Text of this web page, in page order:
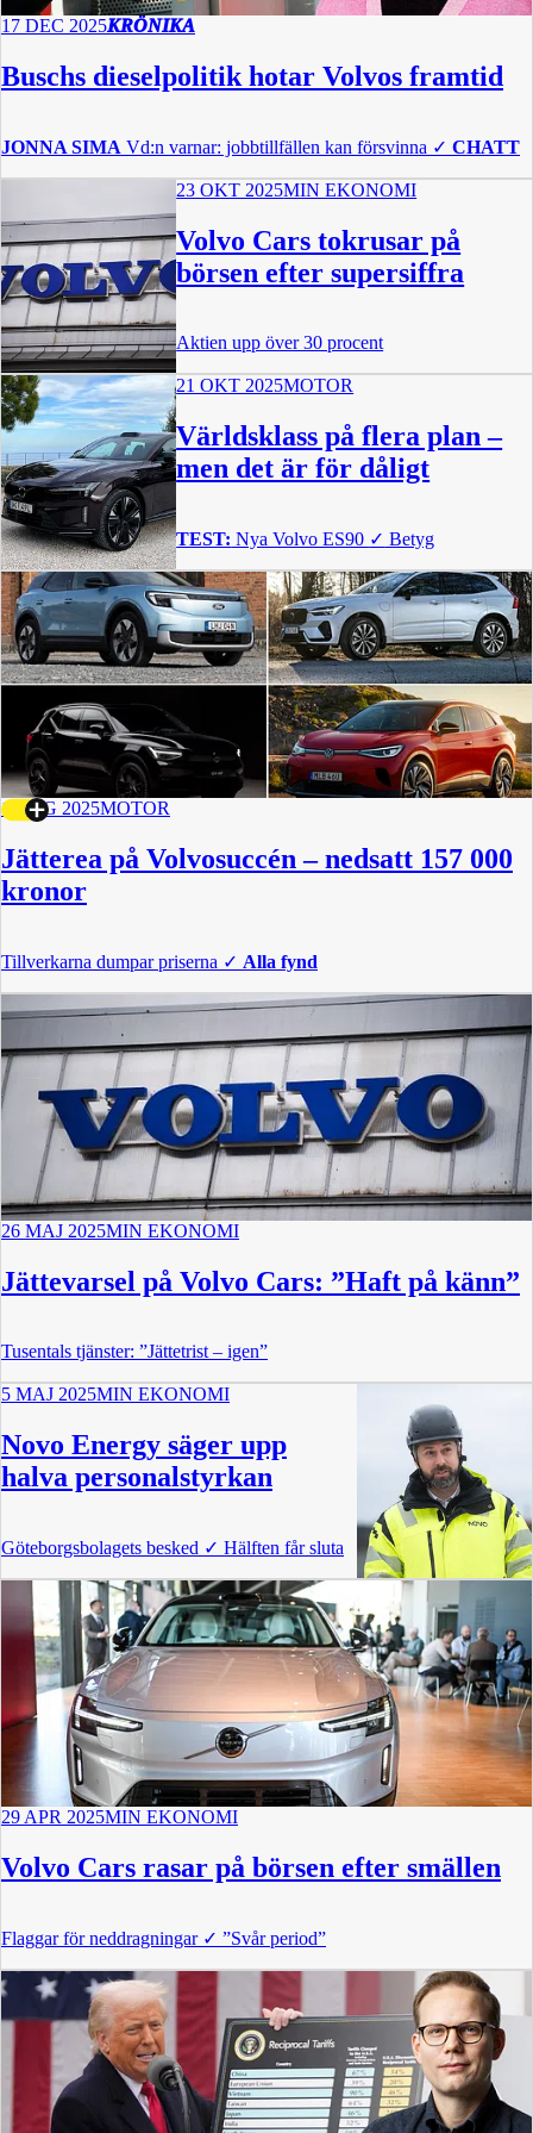
17 DEC 2025KRÖNIKA
Buschs dieselpolitik hotar Volvos framtid
JONNA SIMA Vd:n varnar: jobbtillfällen kan försvinna ✓ CHATT
23 OKT 2025MIN EKONOMI
Volvo Cars tokrusar på
börsen efter supersiffra
Aktien upp över 30 procent
21 OKT 2025MOTOR
Världsklass på flera plan –
men det är för dåligt
TEST: Nya Volvo ES90 ✓ Betyg
1 AUG 2025MOTOR
Jätterea på Volvosuccén – nedsatt 157 000
kronor
Tillverkarna dumpar priserna ✓ Alla fynd
26 MAJ 2025MIN EKONOMI
Jättevarsel på Volvo Cars: ”Haft på känn”
Tusentals tjänster: ”Jättetrist – igen”
5 MAJ 2025MIN EKONOMI
Novo Energy säger upp
halva personalstyrkan
Göteborgsbolagets besked ✓ Hälften får sluta
29 APR 2025MIN EKONOMI
Volvo Cars rasar på börsen efter smällen
Flaggar för neddragningar ✓ ”Svår period”